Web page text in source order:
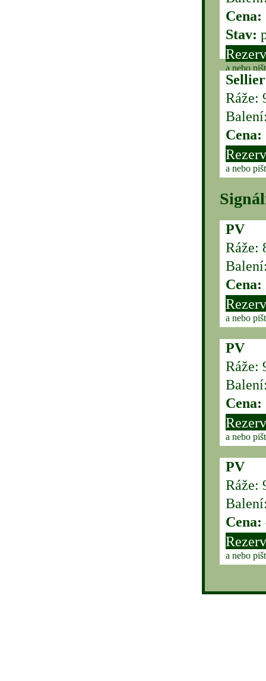
Cena:
Stav:
a nebo
Ráže:
Cena:
a nebo
PV
Ráže:
Cena:
a nebo
PV
Ráže:
Cena:
a nebo
PV
Ráže:
Cena:
a nebo